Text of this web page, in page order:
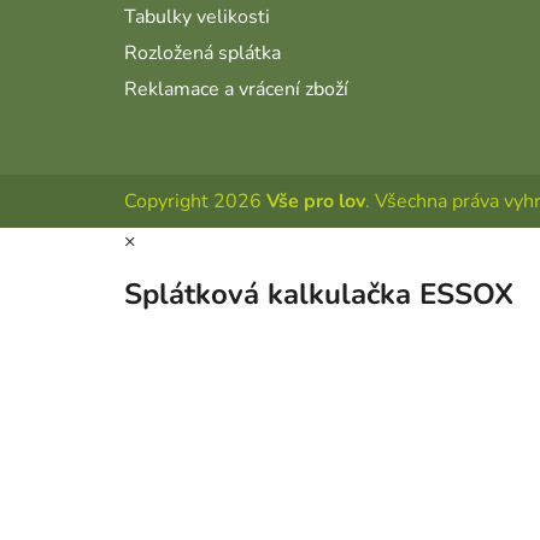
Tabulky velikosti
Rozložená splátka
Reklamace a vrácení zboží
Copyright 2026 Vše pro lov. Všechna práva
×
Splátková kalkulačka ESSOX